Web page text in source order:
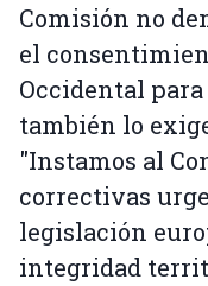
Comisión no
el
Occidental
también lo
"Instamos al
correctivas
legislación
integridad